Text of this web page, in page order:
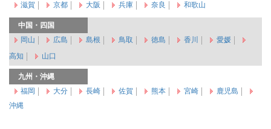
滋賀
京都 大阪 兵庫 奈良 和歌山
中国・四国
岡山
広島 島根 鳥取 徳島 香川
愛媛
高知
山口
九州・沖縄
福岡
大分 長崎 佐賀 熊本 宮崎
鹿児島
沖縄